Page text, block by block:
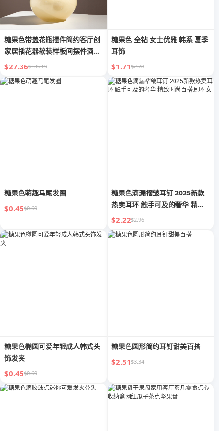
糖果色带盖花瓶摆件简约客厅创
家居插花器软装样板间摆件酒柜
饰品
$27.36$136.80
糖果色 全钻 女士优雅 韩系 夏季
耳饰
$1.71$2.28
糖果色萌趣马尾发圈
$0.45$0.60
糖果色滴漏褶皱耳钉 2025新款
热卖耳环 触手可及的奢华 精致
时尚百搭耳环 女
$2.22$2.96
糖果色椭圆可爱年轻成人韩式头
饰发夹
$0.45$0.60
糖果色圆形简约耳钉甜美百搭
$2.51$3.34